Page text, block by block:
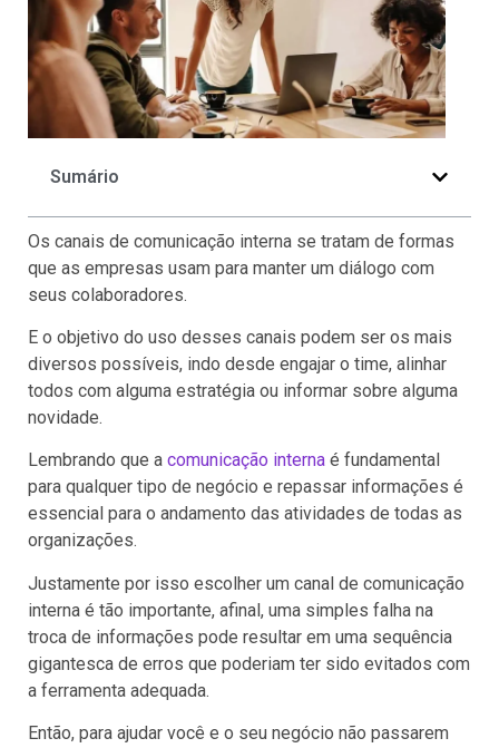
Sumário
Os canais de comunicação interna se tratam de formas
que as empresas usam para manter um diálogo com
seus colaboradores.
E o objetivo do uso desses canais podem ser os mais
diversos possíveis, indo desde engajar o time, alinhar
todos com alguma estratégia ou informar sobre alguma
novidade.
Lembrando que a comunicação interna é fundamental
para qualquer tipo de negócio e repassar informações é
essencial para o andamento das atividades de todas as
organizações.
Justamente por isso escolher um canal de comunicação
interna é tão importante, afinal, uma simples falha na
troca de informações pode resultar em uma sequência
gigantesca de erros que poderiam ter sido evitados com
a ferramenta adequada.
Então, para ajudar você e o seu negócio não passarem